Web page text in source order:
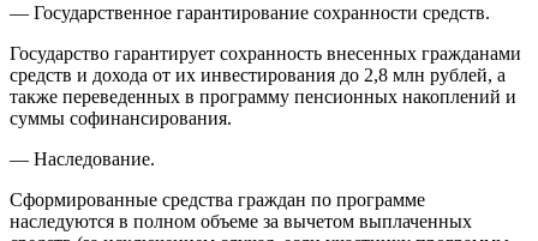
— Государственное гарантирование сохранности средств.
Государство гарантирует сохранность внесенных гражданами
средств и дохода от их инвестирования до 2,8 млн рублей, а
также переведенных в программу пенсионных накоплений и
суммы софинансирования.
— Наследование.
Сформированные средства граждан по программе
наследуются в полном объеме за вычетом выплаченных